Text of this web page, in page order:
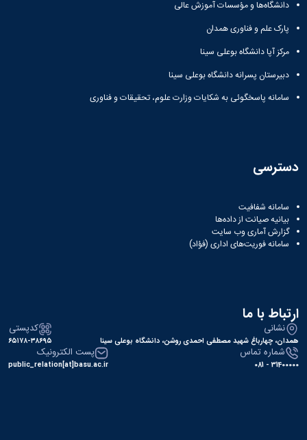
فعال
آئین
ها
فرم
های
ثبت
نشریات
درخواست
نشریه
بارگذاری
دانشگاهی
مشاهده
آرشیو
نشریات
بارگذاری
آنلاین
کانون
های
فرهنگی
و
اجتماعی
دانشگاه‌ها و مؤسسات آموزش عالی
پارک علم و فناوری همدان
مرکز آپا دانشگاه بوعلی سینا
دبیرستان پسرانه دانشگاه بوعلی سینا
سامانه پاسخگوئی به شکایات وزارت علوم، تحقیقات و فناوری
دسترسی
سامانه شفافیت
بیانیه صیانت از داده‌ها
گزارش آماری وب‌ سایت
سامانه فوریت‌های اداری (فؤاد)
ارتباط با ما
نشانی
همدان، چهارباغ شهید مصطفی احمدی روشن، دانشگاه بوعلی سینا
کدپستی
۶۵۱۷۸-۳۸۶۹۵
شماره تماس
31400000 - 081
پست الکترونیک
public_relation[at]basu.ac.ir